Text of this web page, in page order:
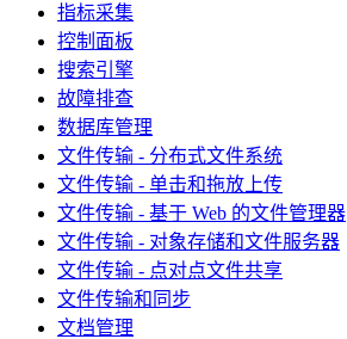
指标采集
控制面板
搜索引擎
故障排查
数据库管理
文件传输 - 分布式文件系统
文件传输 - 单击和拖放上传
文件传输 - 基于 Web 的文件管理器
文件传输 - 对象存储和文件服务器
文件传输 - 点对点文件共享
文件传输和同步
文档管理